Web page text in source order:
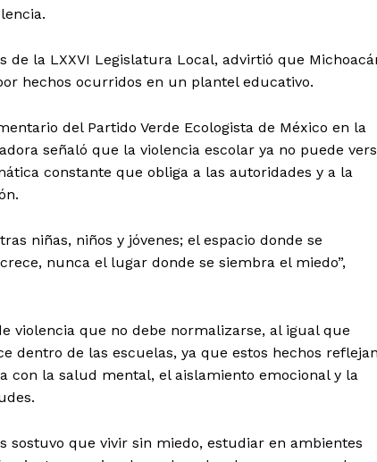
de la LXXVI Legislatura Local, advirtió que
hechos ocurridos en un plantel educativo.
del Partido Verde Ecologista de México en la
señaló que la violencia escolar ya no puede
constante que obliga a las autoridades y a la
niñas, niños y jóvenes; el espacio donde se
nunca el lugar donde se siembra el miedo”,
violencia que no debe normalizarse, al igual que
de las escuelas, ya que estos hechos
con la salud mental, el aislamiento emocional y la
sostuvo que vivir sin miedo, estudiar en ambientes